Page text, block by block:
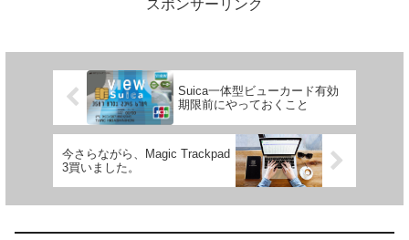
スポンサーリンク
Suica一体型ビューカード有効
期限前にやっておくこと
今さらながら、Magic Trackpad
3買いました。